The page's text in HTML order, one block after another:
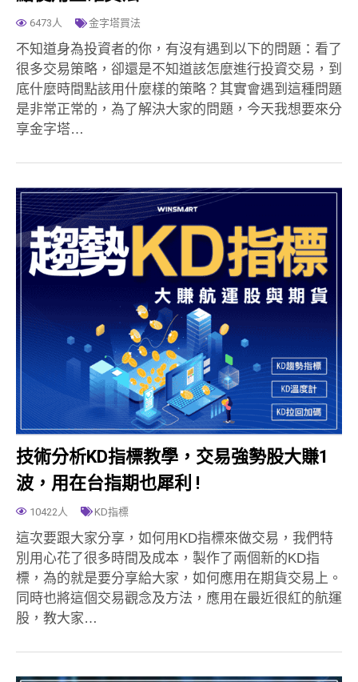
6473人 金字塔買法
不知道身為投資者的你，有沒有遇到以下的問題：看了
很多交易策略，卻還是不知道該怎麼進行投資交易，到
底什麼時間點該用什麼樣的策略？其實會遇到這種問題
是非常正常的，為了解決大家的問題，今天我想要來分
享金字塔…
技術分析KD指標教學，交易強勢股大賺1
波，用在台指期也犀利 !
10422人 KD指標
這次要跟大家分享，如何用KD指標來做交易，我們特
別用心花了很多時間及成本，製作了兩個新的KD指
標，為的就是要分享給大家，如何應用在期貨交易上。
同時也將這個交易觀念及方法，應用在最近很紅的航運
股，教大家…